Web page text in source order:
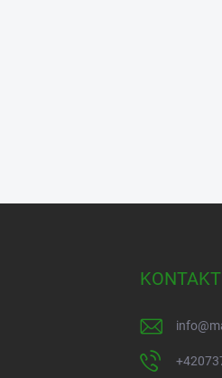
KONTAKT
info@